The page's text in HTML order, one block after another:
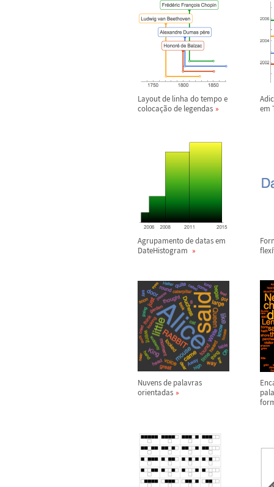
Layout de linha do tempo e
colocação de legendas
em
Agrupamento de datas em
DateHistogram
flexí
Nuvens de palavras
orientadas